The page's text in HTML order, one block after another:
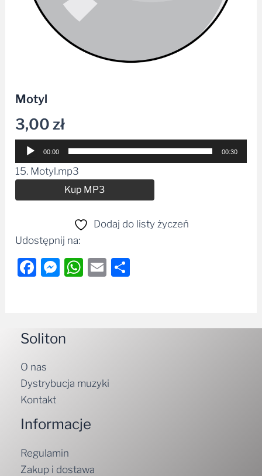
Motyl
3,00zł
Odtwarzacz
plików
dźwiękowych
00:00 00:30
15. Motyl.mp3
Kup MP3
Dodaj do listy życzeń
Udostępnij na:
Facebook
Messenger
WhatsApp
Email
Soliton
O nas
Dystrybucja muzyki
Kontakt
Informacje
Regulamin
Zakup i dostawa